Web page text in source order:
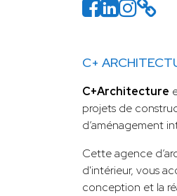
C+
C+Architecture
projets de
d’aménagement
Cette agence
d'intérieur, vous
conception et la